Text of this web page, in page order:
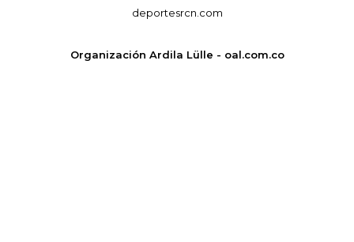
deportesrcn.com
Organización Ardila Lülle - oal.com.co